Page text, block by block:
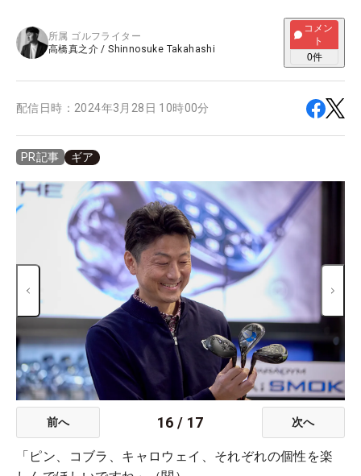
所属 ゴルフライター
高橋真之介 /Shinnosuke Takahashi
コメン
ト
0件
配信日時： 2024年3月28日 10時00分
PR記事 ギア
前へ 16 / 17 次へ
「ピン、コブラ、キャロウェイ、それぞれの個性を楽